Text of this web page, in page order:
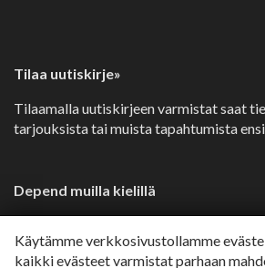
Käytämme verkkosivustollamme
kaikki evästeet varmistat parhaan
Tilaa uutiskirje»
Tilaamalla uutiskirjeen varmistat saat
tarjouksista tai muista tapahtumista
Depend muilla kielillä
Dansk»